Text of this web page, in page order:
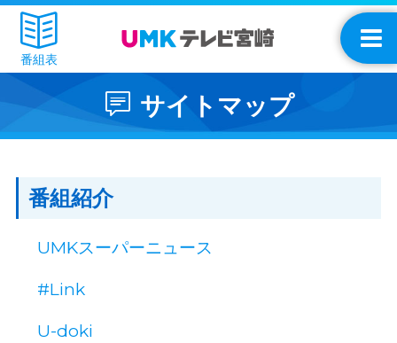
番組表
サイトマップ
番組紹介
UMKスーパーニュース
#Link
U-doki